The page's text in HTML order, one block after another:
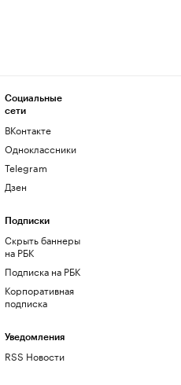
Социальные
сети
ВКонтакте
Одноклассники
Telegram
Дзен
Подписки
Скрыть баннеры
на РБК
Подписка на РБК
Корпоративная
подписка
Уведомления
RSS Новости